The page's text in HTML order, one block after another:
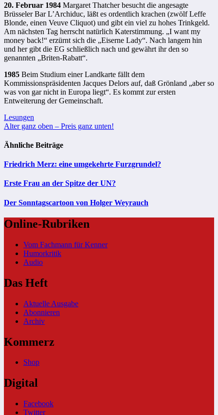
20. Februar 1984 Margaret Thatcher besucht die angesagte
Brüsseler Bar L’Archiduc, läßt es ordentlich krachen (zwölf Leffe
Blonde, einen Veuve Cliquot) und gibt ein viel zu hohes Trinkgeld.
Am nächsten Tag herrscht natürlich Katerstimmung. „I want my
money back!“ erzürnt sich die „Eiserne Lady“. Nach langem hin
und her gibt die EG schließlich nach und gewährt ihr den so
genannten „Briten-Rabatt“.
1985 Beim Studium einer Landkarte fällt dem
Kommissionspräsidenten Jacques Delors auf, daß Grönland „aber so
was von gar nicht in Europa liegt“. Es kommt zur ersten
Entweiterung der Gemeinschaft.
Beitragsnavigation
Lesungen
Alter ganz oben – Preis ganz unten!
Ähnliche Beiträge
Friedrich Merz: eine umgekehrte Furzgrundel?
Erste Frau an der Spitze der UN?
Der Sonntagscartoon von Holger Weyrauch
Online-Rubriken
Vom Fachmann für Kenner
Humorkritik
Audio
Das Heft
Aktuelle Ausgabe
Abonnieren
Archiv
Kommerz
Shop
Digital
Facebook
Twitter